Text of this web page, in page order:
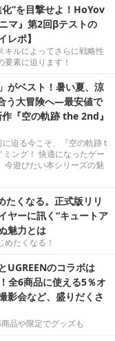
”を目撃せよ！HoYov
マ』第2回βテストの
レポ】
キルによってさらに戦略性
素に迫ります！
がベスト！暑い夏、涼
う大冒険へ―最安値で
『空の軌跡 the 2nd』
に迫る今こそ、『空の軌跡 t
ング！ 快適になったゲー
今遊びたい本シリーズの魅
くなる。正式版リリ
ヤーに訊く“キュートア
魅力とは
たくなる！
UGREENのコラボは
全6商品に使える5％オ
影会など、盛りだくさ
品や限定でグッズも